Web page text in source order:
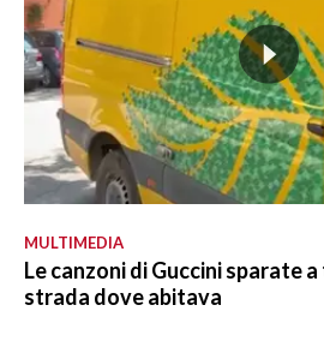
MULTIMEDIA
Le canzoni di Guccini sparate
strada dove abitava